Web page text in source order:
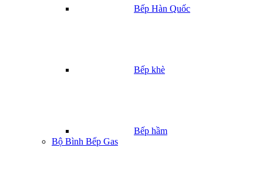
Bếp Hàn Quốc
Bếp khè
Bếp hầm
Bộ Bình Bếp Gas